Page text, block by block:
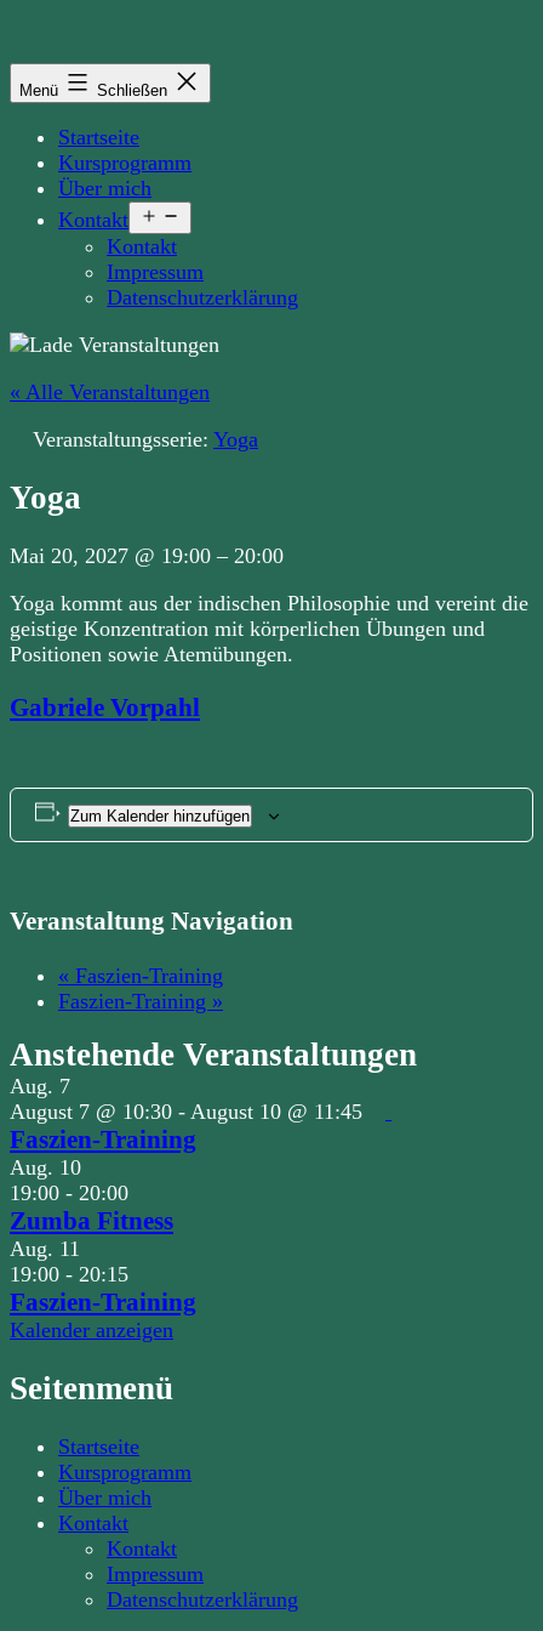
springen
Menü Schließen
Startseite
Kursprogramm
Über mich
Kontakt
öffnen
Kontakt
Impressum
Datenschutzerklärung
« Alle Veranstaltungen
Veranstaltungsserie: Yoga
Yoga
Mai 20, 2027 @ 19:00 – 20:00
Yoga kommt aus der indischen Philosophie und vereint die
geistige Konzentration mit körperlichen Übungen und
Positionen sowie Atemübungen.
Gabriele Vorpahl
Zum Kalender hinzufügen
Veranstaltung Navigation
« Faszien-Training
Faszien-Training »
Anstehende Veranstaltungen
Aug. 7
August 7 @ 10:30 - August 10 @ 11:45
Faszien-Training
Aug. 10
19:00 - 20:00
Zumba Fitness
Aug. 11
19:00 - 20:15
Faszien-Training
Kalender anzeigen
Seitenmenü
Startseite
Kursprogramm
Über mich
Kontakt
Kontakt
Impressum
Datenschutzerklärung